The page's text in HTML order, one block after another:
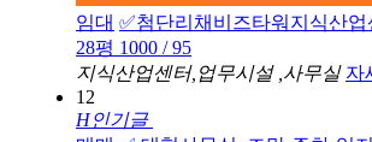
임대 ✅첨단리채비즈타워지식산
28평 1000 / 95
지식산업센터,업무시설 ,사무실 자
12
H인기글